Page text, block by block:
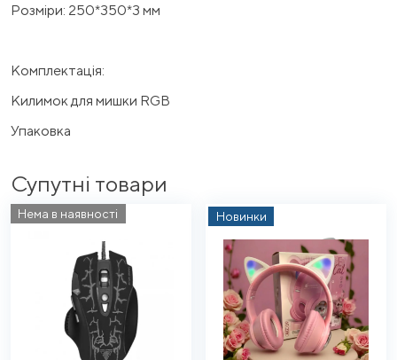
Розміри: 250*350*3 мм
Комплектація:
Килимок для мишки RGB
Упаковка
Супутні товари
Нема в наявності Новинки